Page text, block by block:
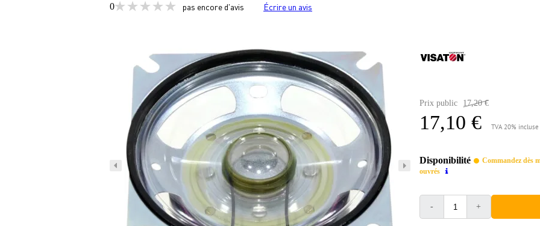
0 pas encore d'avis Écrire un avis
Prix public 17,20 €
17,10 € TVA 20% incluse
Disponibilité
Commandez dès
ouvrés
- +